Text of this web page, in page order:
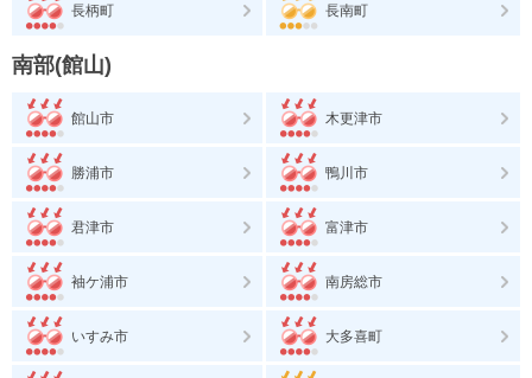
長柄町 長南町
南部(館山)
館山市 木更津市
勝浦市 鴨川市
君津市 富津市
袖ケ浦市 南房総市
いすみ市 大多喜町